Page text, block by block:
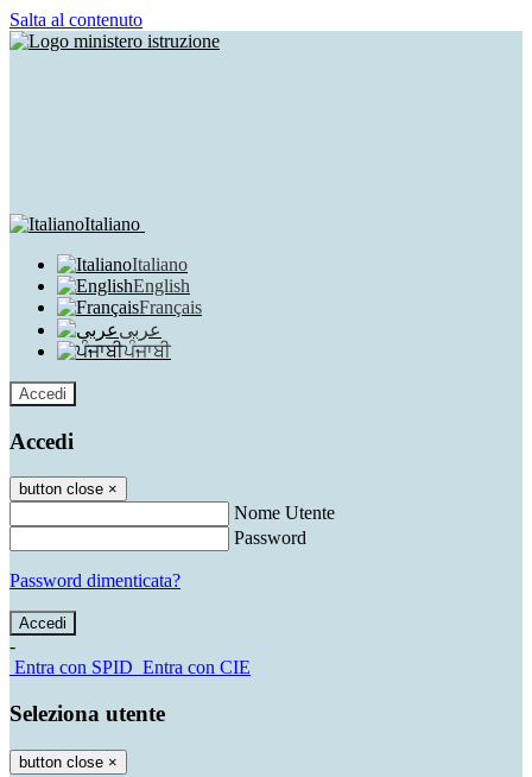
Salta al contenuto
Italiano
Italiano
English
Français
عربى
ਪੰਜਾਬੀ
Accedi
Accedi
button close ×
Nome Utente
Password
Password dimenticata?
-
Entra con SPID Entra con CIE
Seleziona utente
button close ×